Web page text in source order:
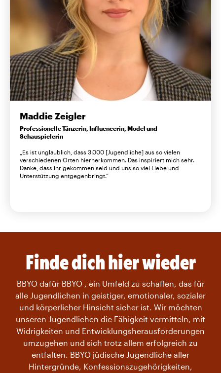
Maddie Zeigler
Professionelle Tänzerin, Influencerin, Model und
Schauspielerin
„Es ist unglaublich, dass 3.000 [Jugendliche] aus so vielen
verschiedenen Orten hierherkommen. Das inspiriert mich sehr.
Danke, dass ihr gekommen seid und uns so viel Liebe und
Unterstützung entgegenbringt.“
Finde dich hier wieder
BBYO dafür BBYO , ein Umfeld zu schaffen, das für
alle Jugendlichen in geistiger, emotionaler, sozialer
und körperlicher Hinsicht sicher ist. Wir möchten
unseren Jugendlichen die Fähigkeit vermitteln, mit
Widrigkeiten und Entwicklungsherausforderungen
umzugehen und sich trotz allem erfolgreich zu
entfalten. BBYO jüdische Jugendliche aller
Hintergründe, Konfessionszugehörigkeiten,